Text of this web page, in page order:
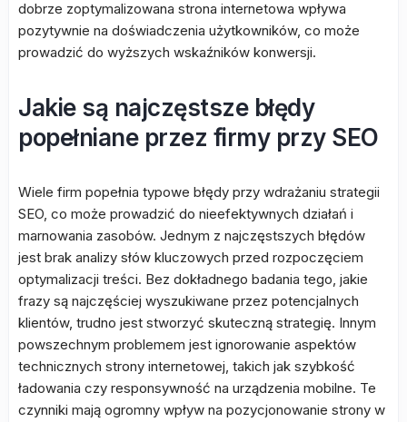
dobrze zoptymalizowana strona internetowa wpływa
pozytywnie na doświadczenia użytkowników, co może
prowadzić do wyższych wskaźników konwersji.
Jakie są najczęstsze błędy
popełniane przez firmy przy SEO
Wiele firm popełnia typowe błędy przy wdrażaniu strategii
SEO, co może prowadzić do nieefektywnych działań i
marnowania zasobów. Jednym z najczęstszych błędów
jest brak analizy słów kluczowych przed rozpoczęciem
optymalizacji treści. Bez dokładnego badania tego, jakie
frazy są najczęściej wyszukiwane przez potencjalnych
klientów, trudno jest stworzyć skuteczną strategię. Innym
powszechnym problemem jest ignorowanie aspektów
technicznych strony internetowej, takich jak szybkość
ładowania czy responsywność na urządzenia mobilne. Te
czynniki mają ogromny wpływ na pozycjonowanie strony w